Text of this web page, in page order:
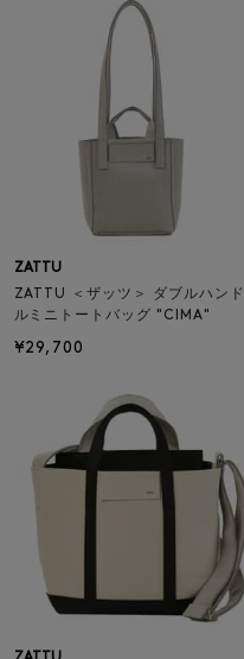
ZATTU
ZATTU ＜ザッツ＞ ダブルハンド
ルミニトートバッグ "CIMA"
¥29,700